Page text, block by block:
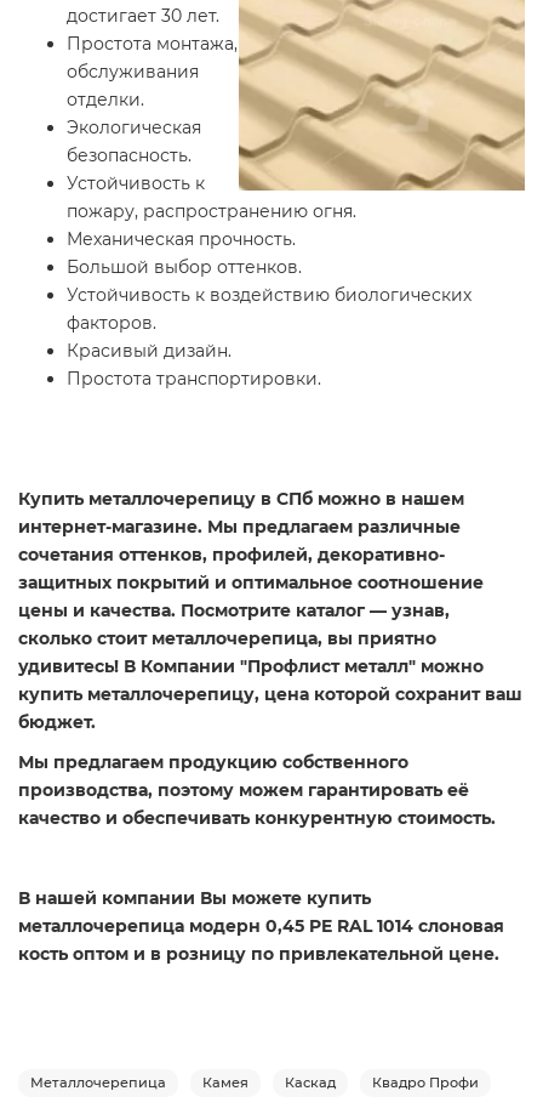
достигает 30 лет.
Простота монтажа,
обслуживания
отделки.
Экологическая
безопасность.
Устойчивость к
пожару, распространению огня.
Механическая прочность.
Большой выбор оттенков.
Устойчивость к воздействию биологических
факторов.
Красивый дизайн.
Простота транспортировки.
Купить металлочерепицу в СПб можно в нашем
интернет-магазине. Мы предлагаем различные
сочетания оттенков, профилей, декоративно-
защитных покрытий и оптимальное соотношение
цены и качества. Посмотрите каталог — узнав,
сколько стоит металлочерепица, вы приятно
удивитесь! В Компании "Профлист металл" можно
купить металлочерепицу, цена которой сохранит ваш
бюджет.
Мы предлагаем продукцию собственного
производства, поэтому можем гарантировать её
качество и обеспечивать конкурентную стоимость.
В нашей компании Вы можете купить
металлочерепица модерн 0,45 PE RAL 1014 слоновая
кость оптом и в розницу по привлекательной цене.
Металлочерепица Камея Каскад Квадро Профи